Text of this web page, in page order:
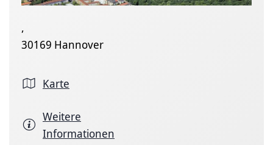
,
30169 Hannover
Karte
Weitere
Informationen